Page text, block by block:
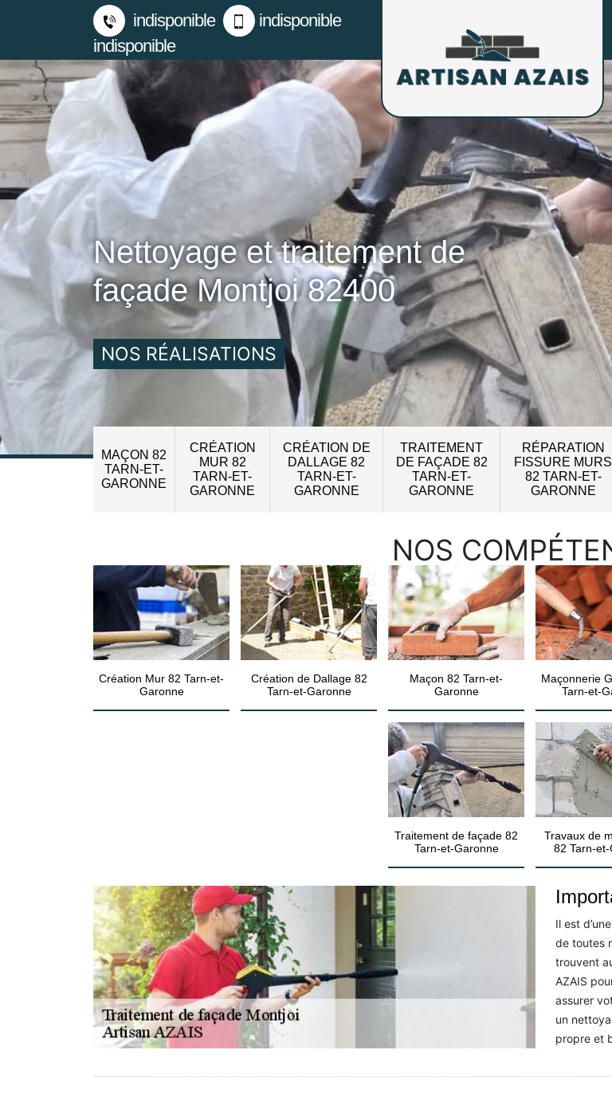
indisponible
indisponible
indisponible
Nettoyage et traitement de
façade Montjoi 82400
NOS RÉALISATIONS
MAÇON 82
TARN-ET-
GARONNE
CRÉATION
MUR 82
TARN-ET-
GARONNE
CRÉATION DE
DALLAGE 82
TARN-ET-
GARONNE
TRAITEMENT
DE FAÇADE 82
TARN-ET-
GARONNE
RÉPARATION
FISSURE MURS
82 TARN-ET-
GARONNE
NOS
Création Mur 82 Tarn-et-
Garonne
Création de Dallage 82
Tarn-et-Garonne
Maçon 82 Tarn-et-
Garonne
Maçonnerie
Tarn-et-
Traitement de façade 82
Tarn-et-Garonne
Travaux de
82 Tarn-
Il est
de toutes
trouvent
AZAIS
assurer
un
propre et